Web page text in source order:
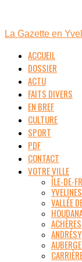
La Gazette en
ACCUEIL
DOSSIER
ACTU
FAITS DIVERS
EN BREF
CULTURE
SPORT
PDF
CONTACT
VOTRE VILLE
ÎLE-DE-
YVELINES
VALLÉE
ACHÈRES
ANDRÉSY